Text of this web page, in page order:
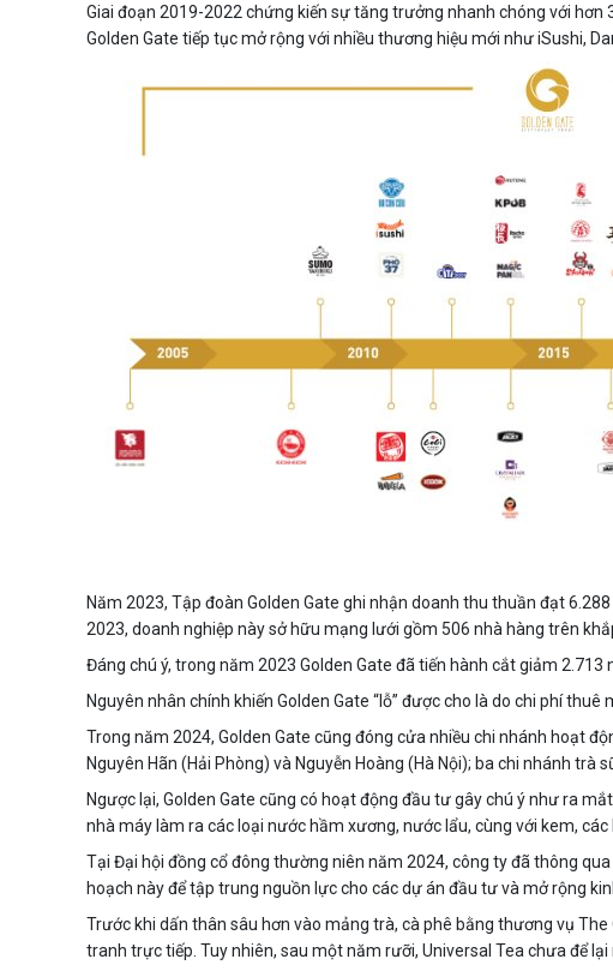
Giai đoạn 2019-2022 chứng kiến sự tăng trưởng nhanh chóng với
Golden Gate tiếp tục mở rộng với nhiều thương hiệu mới như iSushi,
Năm 2023, Tập đoàn Golden Gate ghi nhận doanh thu thuần đạt
2023, doanh nghiệp này sở hữu mạng lưới gồm 506 nhà hàng trên
Đáng chú ý, trong năm 2023 Golden Gate đã tiến hành cắt giảm
Nguyên nhân chính khiến Golden Gate “lỗ” được cho là do chi phí
Trong năm 2024, Golden Gate cũng đóng cửa nhiều chi nhánh hoạt
Nguyên Hãn (Hải Phòng) và Nguyễn Hoàng (Hà Nội); ba chi nhánh
Ngược lại, Golden Gate cũng có hoạt động đầu tư gây chú ý như ra
nhà máy làm ra các loại nước hầm xương, nước lẩu, cùng với kem, các
Tại Đại hội đồng cổ đông thường niên năm 2024, công ty đã thông
hoạch này để tập trung nguồn lực cho các dự án đầu tư và mở rộng
Trước khi dấn thân sâu hơn vào mảng trà, cà phê bằng thương vụ
tranh trực tiếp. Tuy nhiên, sau một năm rưỡi, Universal Tea chưa để